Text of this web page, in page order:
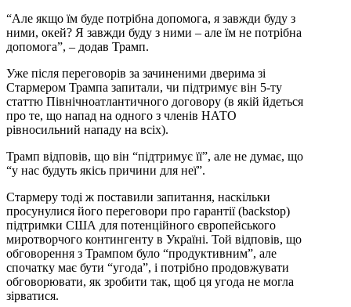
“Але якщо їм буде потрібна допомога, я завжди буду з
ними, окей? Я завжди буду з ними – але їм не потрібна
допомога”, – додав Трамп.
Уже після переговорів за зачиненими дверима зі
Стармером Трампа запитали, чи підтримує він 5-ту
статтю Північноатлантичного договору (в якій йдеться
про те, що напад на одного з членів НАТО
рівносильний нападу на всіх).
Трамп відповів, що він “підтримує її”, але не думає, що
“у нас будуть якісь причини для неї”.
Стармеру тоді ж поставили запитання, наскільки
просунулися його переговори про гарантії (backstop)
підтримки США для потенційного європейського
миротворчого контингенту в Україні. Той відповів, що
обговорення з Трампом було “продуктивним”, але
спочатку має бути “угода”, і потрібно продовжувати
обговорювати, як зробити так, щоб ця угода не могла
зірватися.